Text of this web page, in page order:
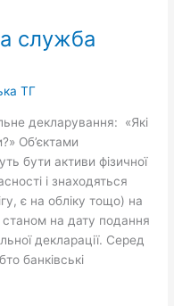
служба
ТГ
декларування: «Які
Об’єктами
бути активи фізичної
і знаходяться
є на обліку тощо) на
станом на дату подання
декларації. Серед
банківські